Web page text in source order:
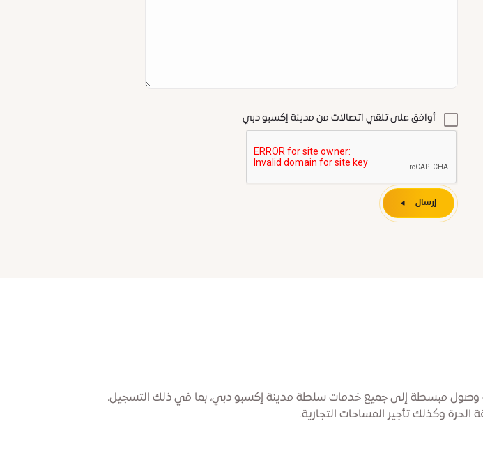
أوافق على تلقي اتصالات من مدينة إكسبو دبي
إرسال
وصول مبسطة إلى جميع خدمات سلطة مدينة إكسبو دبي، بما في ذلك التسجيل،
وكذلك تأجير المساحات التجارية.